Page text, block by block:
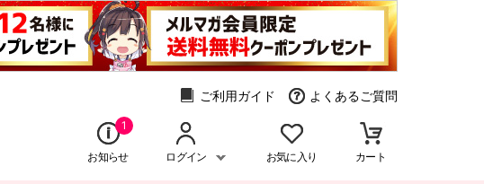
ご利用ガイド よくあるご質問
1
お知らせ ログイン お気に入り カート